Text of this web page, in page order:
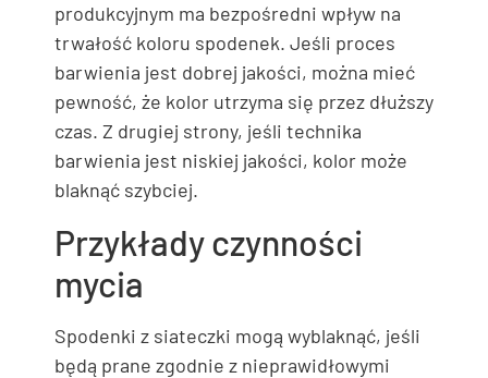
produkcyjnym ma bezpośredni wpływ na
trwałość koloru spodenek. Jeśli proces
barwienia jest dobrej jakości, można mieć
pewność, że kolor utrzyma się przez dłuższy
czas. Z drugiej strony, jeśli technika
barwienia jest niskiej jakości, kolor może
blaknąć szybciej.
Przykłady czynności
mycia
Spodenki z siateczki mogą wyblaknąć, jeśli
będą prane zgodnie z nieprawidłowymi